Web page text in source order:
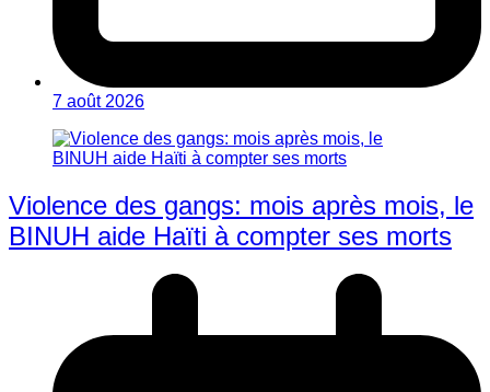
7 août 2026
Violence des gangs: mois après mois, le
BINUH aide Haïti à compter ses morts